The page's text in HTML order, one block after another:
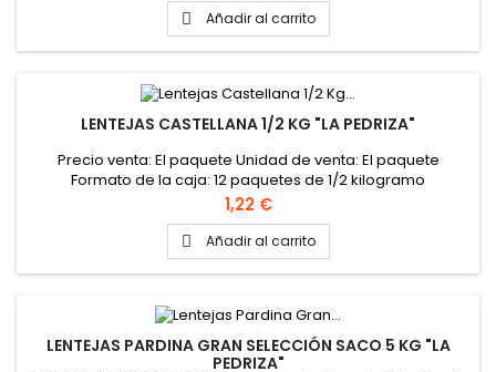
 Añadir al carrito
LENTEJAS CASTELLANA 1/2 KG "LA PEDRIZA"
Precio venta: El paquete Unidad de venta: El paquete
Formato de la caja: 12 paquetes de 1/2 kilogramo
Precio
1,22 €
 Añadir al carrito
LENTEJAS PARDINA GRAN SELECCIÓN SACO 5 KG "LA
PEDRIZA"